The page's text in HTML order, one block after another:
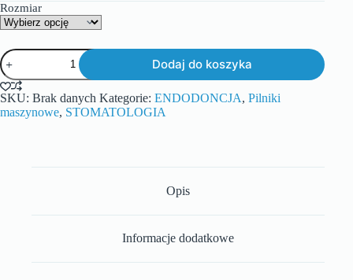
Rozmiar
Dodaj do koszyka
SKU: Brak danych Kategorie: ENDODONCJA, Pilniki
maszynowe, STOMATOLOGIA
Opis
Informacje dodatkowe